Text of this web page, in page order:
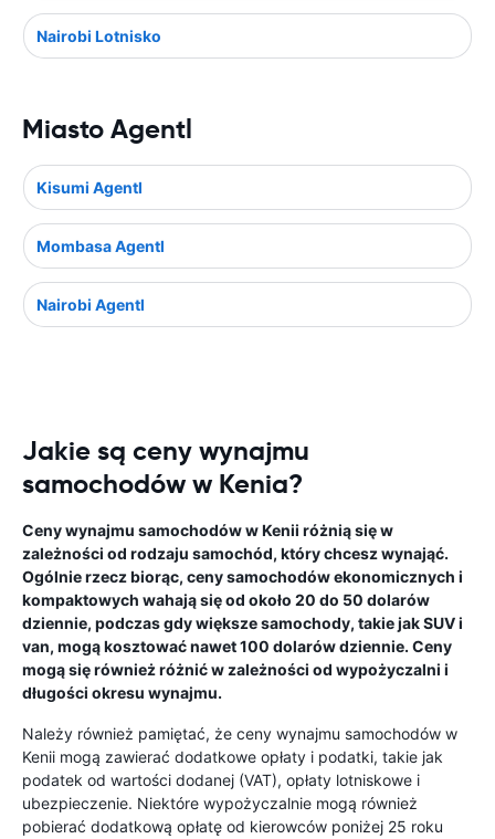
Nairobi Lotnisko
Miasto Agentl
Kisumi Agentl
Mombasa Agentl
Nairobi Agentl
Jakie są ceny wynajmu
samochodów w Kenia?
Ceny wynajmu samochodów w Kenii różnią się w
zależności od rodzaju samochód, który chcesz wynająć.
Ogólnie rzecz biorąc, ceny samochodów ekonomicznych i
kompaktowych wahają się od około 20 do 50 dolarów
dziennie, podczas gdy większe samochody, takie jak SUV i
van, mogą kosztować nawet 100 dolarów dziennie. Ceny
mogą się również różnić w zależności od wypożyczalni i
długości okresu wynajmu.
Należy również pamiętać, że ceny wynajmu samochodów w
Kenii mogą zawierać dodatkowe opłaty i podatki, takie jak
podatek od wartości dodanej (VAT), opłaty lotniskowe i
ubezpieczenie. Niektóre wypożyczalnie mogą również
pobierać dodatkową opłatę od kierowców poniżej 25 roku